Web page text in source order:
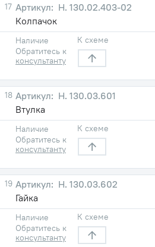
17
Н. 130.02.403-02
Колпачок
Наличие
Обратитесь к
консультанту
К схеме
18
Н. 130.03.601
Втулка
Наличие
Обратитесь к
консультанту
К схеме
19
Н. 130.03.602
Гайка
Наличие
Обратитесь к
консультанту
К схеме